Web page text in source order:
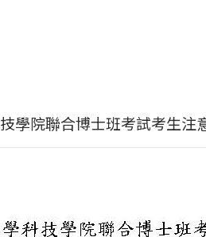
學院聯合博士班考試考生注